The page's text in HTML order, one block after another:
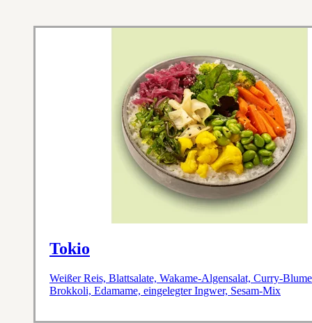
Tokio
Weißer Reis, Blattsalate, Wakame-Algensalat, Curry-
Brokkoli, Edamame, eingelegter Ingwer, Sesam-Mix